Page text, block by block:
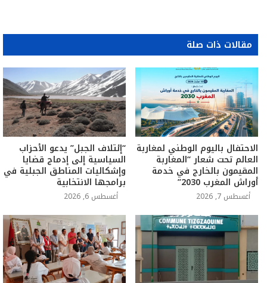
مقالات ذات صلة
الاحتفال باليوم الوطني لمغاربة
العالم تحت شعار “المغاربة
المقيمون بالخارج في خدمة
أوراش المغرب 2030”
أغسطس 7, 2026
“إئتلاف الجبل” يدعو الأحزاب
السياسية إلى إدماج قضايا
وإشكاليات المناطق الجبلية في
برامجها الانتخابية
أغسطس 6, 2026